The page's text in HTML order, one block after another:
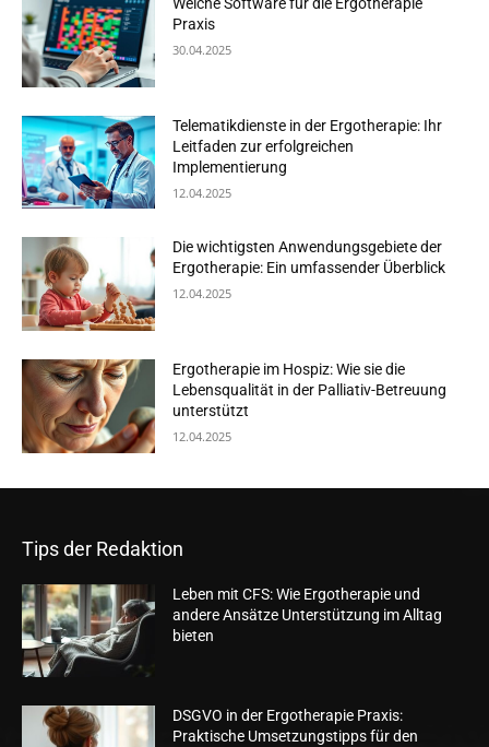
Praxis
30.04.2025
Telematikdienste in der Ergotherapie: Ihr
Leitfaden zur erfolgreichen
Implementierung
12.04.2025
Die wichtigsten Anwendungsgebiete der
Ergotherapie: Ein umfassender Überblick
12.04.2025
Ergotherapie im Hospiz: Wie sie die
Lebensqualität in der Palliativ-Betreuung
unterstützt
12.04.2025
Tips der Redaktion
Leben mit CFS: Wie Ergotherapie und
andere Ansätze Unterstützung im Alltag
bieten
DSGVO in der Ergotherapie Praxis:
Praktische Umsetzungstipps für den